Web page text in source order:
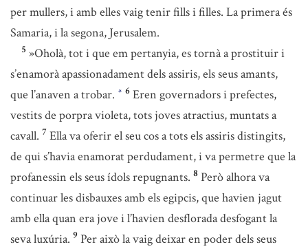
per mullers, i amb elles vaig tenir fills i filles. La primera és
Samaria, i la segona, Jerusalem.
5 »Oholà, tot i que em pertanyia, es tornà a prostituir i
s’enamorà apassionadament dels assiris, els seus amants,
que l’anaven a trobar. * 6 Eren governadors i prefectes,
vestits de porpra violeta, tots joves atractius, muntats a
cavall. 7 Ella va oferir el seu cos a tots els assiris distingits,
de qui s’havia enamorat perdudament, i va permetre que la
profanessin els seus ídols repugnants. 8 Però alhora va
continuar les disbauxes amb els egipcis, que havien jagut
amb ella quan era jove i l’havien desflorada desfogant la
seva luxúria. 9 Per això la vaig deixar en poder dels seus